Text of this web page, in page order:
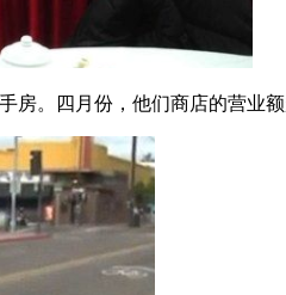
。四月份，他们商店的营业